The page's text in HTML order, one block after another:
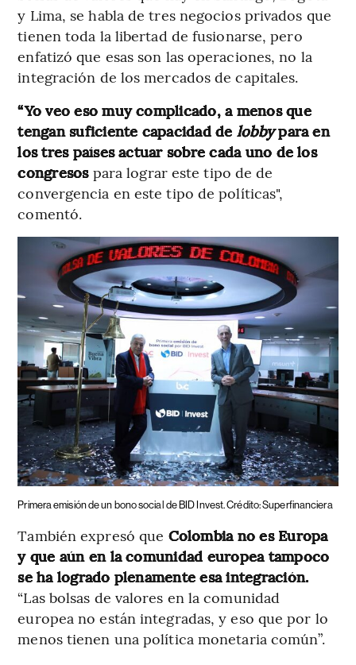
y Lima, se habla de tres negocios privados que
tienen toda la libertad de fusionarse, pero
enfatizó que esas son las operaciones, no la
integración de los mercados de capitales.
“Yo veo eso muy complicado, a menos que
tengan suficiente capacidad de lobbypara en
los tres países actuar sobre cada uno de los
congresos para lograr este tipo de de
convergencia en este tipo de políticas",
comentó.
Primera emisión de un bono social de BID Invest. Crédito: Superfinanciera
También expresó que Colombia no es Europa
y que aún en la comunidad europea tampoco
se ha logrado plenamente esa integración.
“Las bolsas de valores en la comunidad
europea no están integradas, y eso que por lo
menos tienen una política monetaria común”.